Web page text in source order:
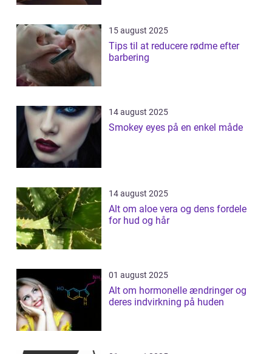
15 august 2025
Tips til at reducere rødme efter
barbering
14 august 2025
Smokey eyes på en enkel måde
14 august 2025
Alt om aloe vera og dens fordele
for hud og hår
01 august 2025
Alt om hormonelle ændringer og
deres indvirkning på huden